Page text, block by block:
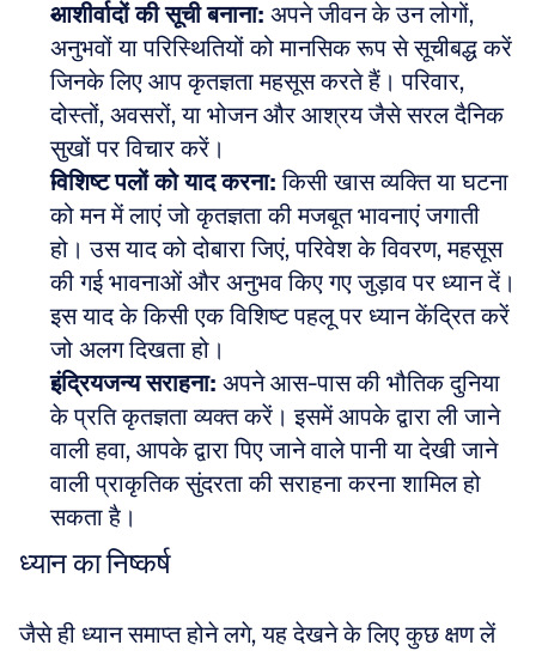
आशीर्वादों की सूची बनाना: अपने जीवन के उन लोगों,
अनुभवों या परिस्थितियों को मानसिक रूप से सूचीबद्ध करें
जिनके लिए आप कृतज्ञता महसूस करते हैं। परिवार,
दोस्तों, अवसरों, या भोजन और आश्रय जैसे सरल दैनिक
सुखों पर विचार करें।
विशिष्ट पलों को याद करना: किसी खास व्यक्ति या घटना
को मन में लाएं जो कृतज्ञता की मजबूत भावनाएं जगाती
हो। उस याद को दोबारा जिएं, परिवेश के विवरण, महसूस
की गई भावनाओं और अनुभव किए गए जुड़ाव पर ध्यान दें।
इस याद के किसी एक विशिष्ट पहलू पर ध्यान केंद्रित करें
जो अलग दिखता हो।
इंद्रियजन्य सराहना: अपने आस-पास की भौतिक दुनिया
के प्रति कृतज्ञता व्यक्त करें। इसमें आपके द्वारा ली जाने
वाली हवा, आपके द्वारा पिए जाने वाले पानी या देखी जाने
वाली प्राकृतिक सुंदरता की सराहना करना शामिल हो
सकता है।
ध्यान का निष्कर्ष
जैसे ही ध्यान समाप्त होने लगे, यह देखने के लिए कुछ क्षण लें